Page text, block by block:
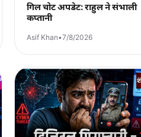
गिल चोट अपडेट: राहुल ने संभाली
कप्तानी
Asif Khan•7/8/2026